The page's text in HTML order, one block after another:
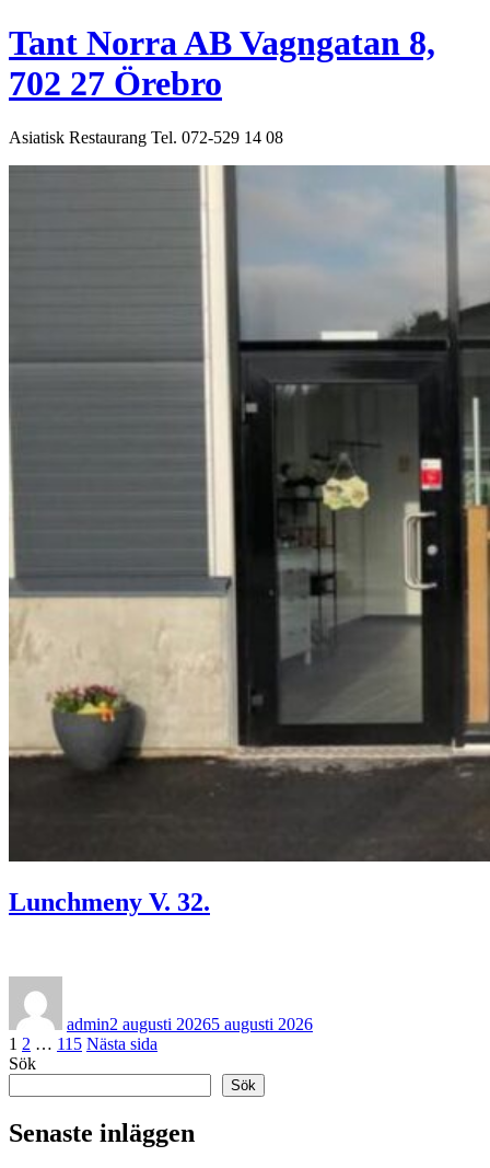
Hoppa
till
innehåll
Tant Norra AB Vagngatan 8,
702 27 Örebro
Asiatisk Restaurang Tel. 072-529 14 08
Lunchmeny V. 32.
admin2 augusti 20265 augusti 2026
Sidnumrering
för
inlägg
Sida
1 Sida
2 … Sida
115 Nästa sida
Sök
Sök
Senaste inläggen